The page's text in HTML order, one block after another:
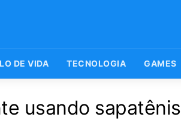
DE VIDA TECNOLOGIA GAMES
usando sapatênis